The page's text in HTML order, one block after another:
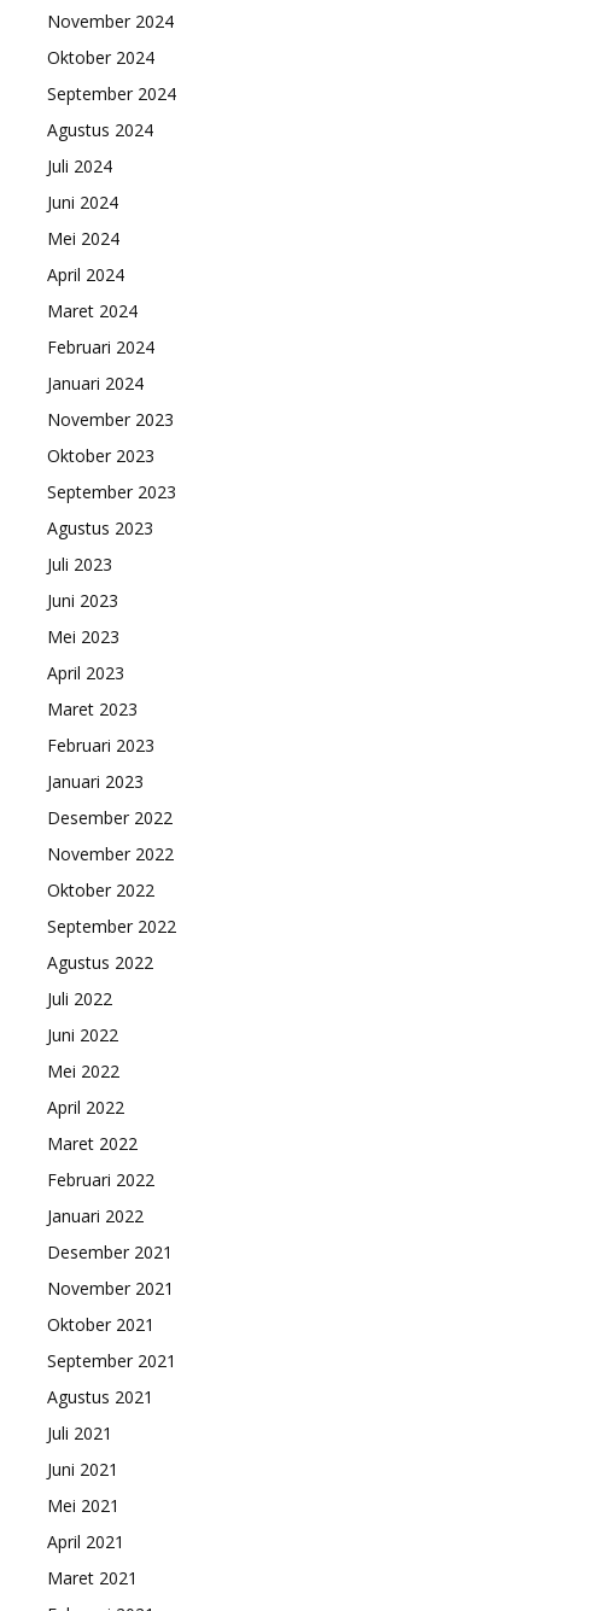
November 2024
Oktober 2024
September 2024
Agustus 2024
Juli 2024
Juni 2024
Mei 2024
April 2024
Maret 2024
Februari 2024
Januari 2024
November 2023
Oktober 2023
September 2023
Agustus 2023
Juli 2023
Juni 2023
Mei 2023
April 2023
Maret 2023
Februari 2023
Januari 2023
Desember 2022
November 2022
Oktober 2022
September 2022
Agustus 2022
Juli 2022
Juni 2022
Mei 2022
April 2022
Maret 2022
Februari 2022
Januari 2022
Desember 2021
November 2021
Oktober 2021
September 2021
Agustus 2021
Juli 2021
Juni 2021
Mei 2021
April 2021
Maret 2021